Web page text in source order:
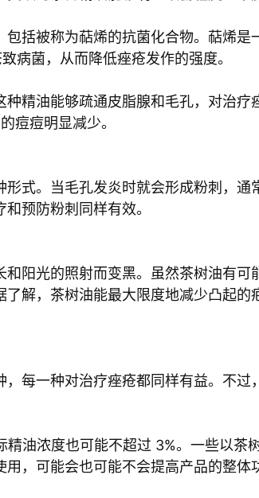
括被称为萜烯的抗菌化合物。萜烯是
病菌，从而降低痤疮发作的强度。
精油能够疏通皮脂腺和毛孔，对治疗
痘痘明显减少。
式。当毛孔发炎时就会形成粉刺，通
预防粉刺同样有效。
阳光的照射而变黑。虽然茶树油有可
解，茶树油能最大限度地减少凸起的
每一种对治疗痤疮都同样有益。不过
油浓度也可能不超过 3%。一些以茶
，可能会也可能不会提高产品的整体